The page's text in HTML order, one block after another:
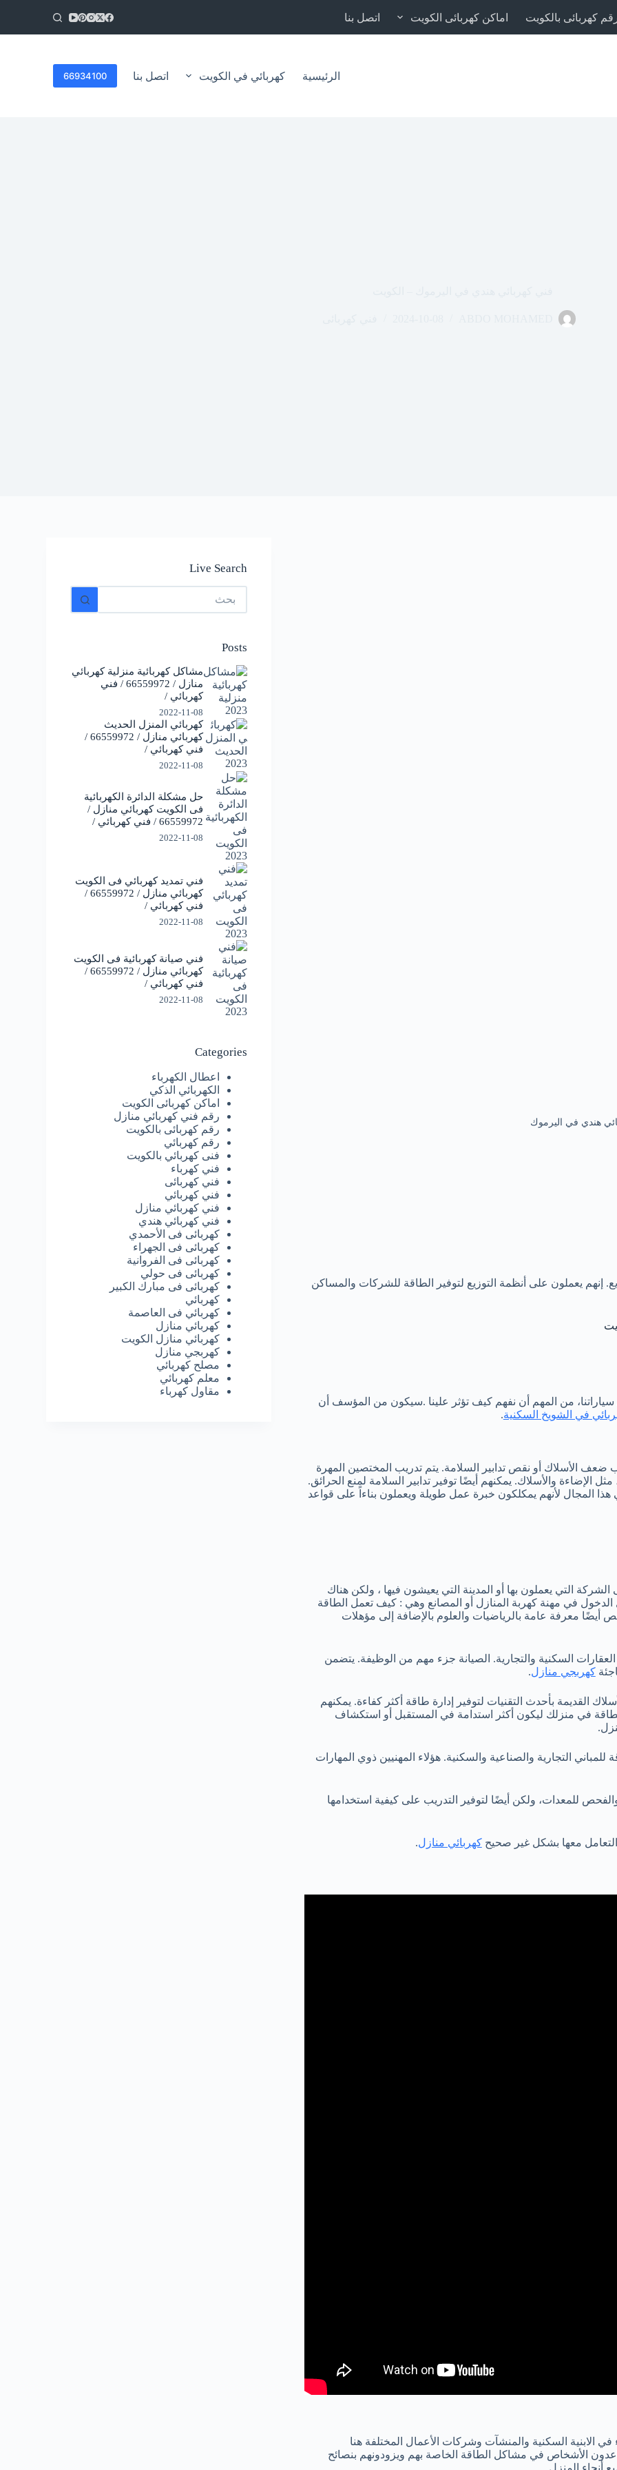
كهربائى بالكويت اماكن كهربائى الكويت اتصل بنا
الرئيسية كهربائي في الكويت اتصل بنا 66934100
هندي في اليرموك
إنهم يعملون على أنظمة التوزيع لتوفير الطاقة للشركات والمساكن
سياراتنا، من المهم أن نفهم كيف تؤثر علينا .سيكون من المؤسف أن
في الشويخ السكنية.
ضعف الأسلاك أو نقص تدابير السلامة. يتم تدريب المختصين المهرة
والأسلاك. يمكنهم أيضًا توفير تدابير السلامة لمنع الحرائق.
المجال لأنهم يمكلكون خبرة عمل طويلة ويعملون بناءاً على قواعد
التي يعملون بها أو المدينة التي يعيشون فيها ، ولكن هناك
الدخول في مهنة كهربة المنازل أو المصانع وهي : كيف تعمل الطاقة
أيضًا معرفة عامة بالرياضيات والعلوم بالإضافة إلى مؤهلات
السكنية والتجارية. الصيانة جزء مهم من الوظيفة. يتضمن
كهربجي منازل.
القديمة بأحدث التقنيات لتوفير إدارة طاقة أكثر كفاءة. يمكنهم
في منزلك ليكون أكثر استدامة في المستقبل أو استكشاف
التجارية والصناعية والسكنية. هؤلاء المهنيين ذوي المهارات
للمعدات، ولكن أيضًا لتوفير التدريب على كيفية استخدامها
التعامل معها بشكل غير صحيحكهربائي منازل.
الابنية السكنية والمنشآت وشركات الأعمال المختلفة هنا
الأشخاص في مشاكل الطاقة الخاصة بهم ويزودونهم بنصائح
Live Search
No
results
Posts
مشاكل كهربائية منزلية كهربائي
منازل / 66559972 / فني
كهربائي /
2022-11-08
كهربائي المنزل الحديث
كهربائي منازل / 66559972 /
فني كهربائي /
2022-11-08
حل مشكلة الدائرة الكهربائية
فى الكويت كهربائي منازل /
66559972 / فني كهربائي /
2022-11-08
فني تمديد كهربائي فى الكويت
كهربائي منازل / 66559972 /
فني كهربائي /
2022-11-08
فني صيانة كهربائية فى الكويت
كهربائي منازل / 66559972 /
فني كهربائي /
2022-11-08
Categories
اعطال الكهرباء
الكهربائي الذكي
اماكن كهربائى الكويت
رقم فني كهربائي منازل
رقم كهربائى بالكويت
رقم كهربائي
فنى كهربائي بالكويت
فني كهرباء
فني كهربائى
فني كهربائي
فني كهربائي منازل
فني كهربائي هندي
كهربائى فى الأحمدي
كهربائى فى الجهراء
كهربائى فى الفروانية
كهربائى فى حولي
كهربائى فى مبارك الكبير
كهربائي
كهربائي فى العاصمة
كهربائي منازل
كهربائي منازل الكويت
كهربجي منازل
مصلح كهربائي
معلم كهربائي
مقاول كهرباء